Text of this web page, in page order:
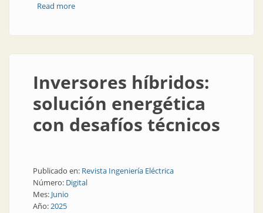
Read moreabout Parques solares en la puna: desafíos técnicos
Inversores híbridos:
solución energética
con desafíos técnicos
Publicado en: Revista Ingeniería Eléctrica
Número: Digital
Mes: Junio
Año:2025